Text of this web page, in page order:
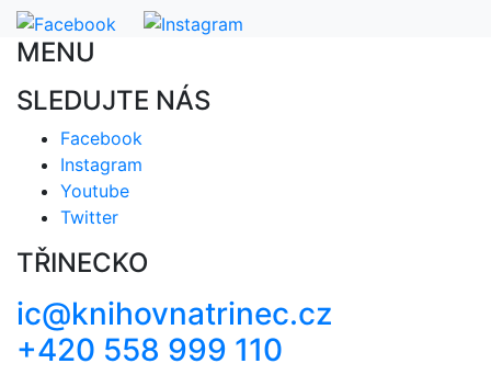
MENU
SLEDUJTE NÁS
Facebook
Instagram
Youtube
Twitter
TŘINECKO
ic@knihovnatrinec.cz
+420 558 999 110